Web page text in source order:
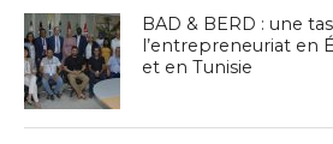
BAD & BERD : une
l’entrepreneuriat en
et en Tunisie